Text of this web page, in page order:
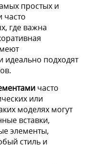
простых и
часто
где важна
подходят
часто
или
моделях могут
вставки,
элементы,
стиль и